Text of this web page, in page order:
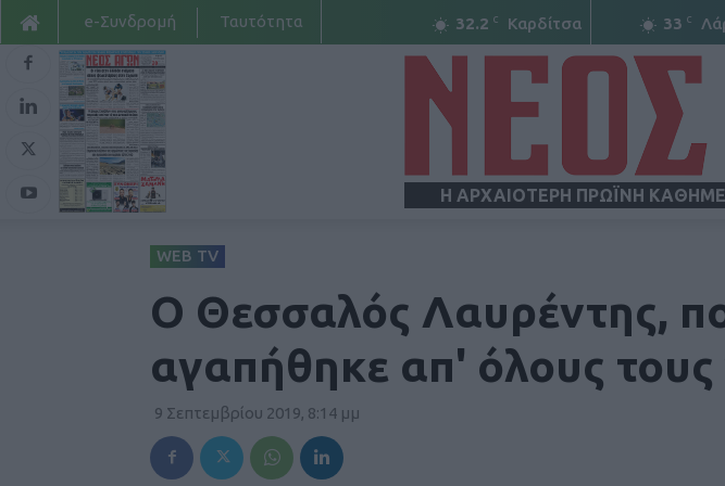
32.2 C Καρδίτσα 33 C
e-Συνδρομή Ταυτότητα
Η ΑΡΧΑΙΟΤΕΡΗ ΠΡΩΪΝΗ
WEB TV
O Θεσσαλός Λαυρέντης,
αγαπήθηκε απ' όλους τους
9 Σεπτεμβρίου 2019, 8:14 μμ